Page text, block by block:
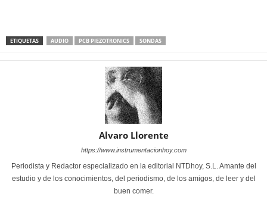
ETIQUETAS AUDIO PCB PIEZOTRONICS SONDAS
Alvaro Llorente
https://www.instrumentacionhoy.com
Periodista y Redactor especializado en la editorial NTDhoy, S.L. Amante del
estudio y de los conocimientos, del periodismo, de los amigos, de leer y del
buen comer.